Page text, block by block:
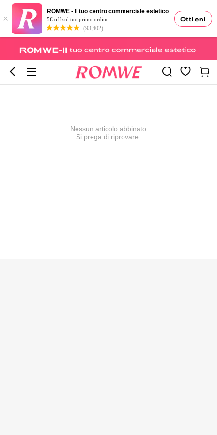
Ottieni
×
ROMWE - Il tuo centro commerciale estetico
5€ off sul tuo primo ordine
(93,402)
Nessun articolo abbinato
Si prega di riprovare.